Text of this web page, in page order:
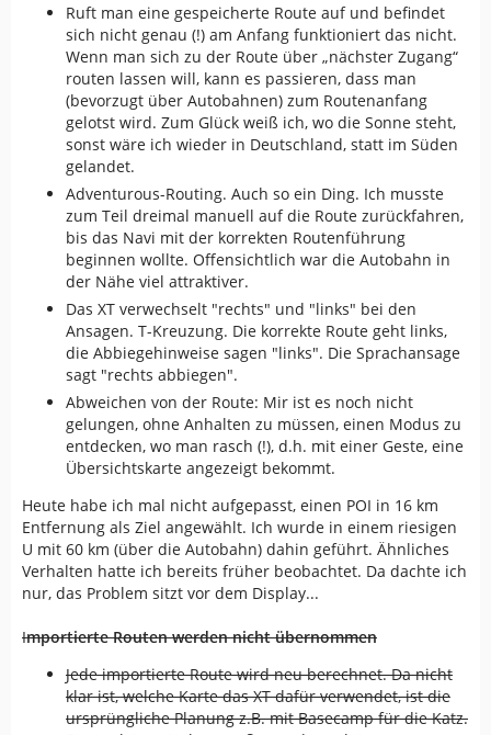
Ruft man eine gespeicherte Route auf und befindet
sich nicht genau (!) am Anfang funktioniert das nicht.
Wenn man sich zu der Route über „nächster Zugang“
routen lassen will, kann es passieren, dass man
(bevorzugt über Autobahnen) zum Routenanfang
gelotst wird. Zum Glück weiß ich, wo die Sonne steht,
sonst wäre ich wieder in Deutschland, statt im Süden
gelandet.
Adventurous-Routing. Auch so ein Ding. Ich musste
zum Teil dreimal manuell auf die Route zurückfahren,
bis das Navi mit der korrekten Routenführung
beginnen wollte. Offensichtlich war die Autobahn in
der Nähe viel attraktiver.
Das XT verwechselt "rechts" und "links" bei den
Ansagen. T-Kreuzung. Die korrekte Route geht links,
die Abbiegehinweise sagen "links". Die Sprachansage
sagt "rechts abbiegen".
Abweichen von der Route: Mir ist es noch nicht
gelungen, ohne Anhalten zu müssen, einen Modus zu
entdecken, wo man rasch (!), d.h. mit einer Geste, eine
Übersichtskarte angezeigt bekommt.
Heute habe ich mal nicht aufgepasst, einen POI in 16 km
Entfernung als Ziel angewählt. Ich wurde in einem riesigen
U mit 60 km (über die Autobahn) dahin geführt. Ähnliches
Verhalten hatte ich bereits früher beobachtet. Da dachte ich
nur, das Problem sitzt vor dem Display...
Importierte Routen werden nicht übernommen
Jede importierte Route wird neu berechnet. Da nicht
klar ist, welche Karte das XT dafür verwendet, ist die
ursprüngliche Planung z.B. mit Basecamp für die Katz.